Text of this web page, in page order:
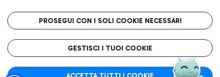
Wine Bar & Sparkling
Raggiungi l’aeroporto senza pensieri con il servizio di taxi a
Mappa Aeroporto Fiumicino
Roma FCO
L'aeroporto stellato
PROSEGUI CON I SOLI COOKIE NECESSARI
GESTISCI I TUOI COOKIE